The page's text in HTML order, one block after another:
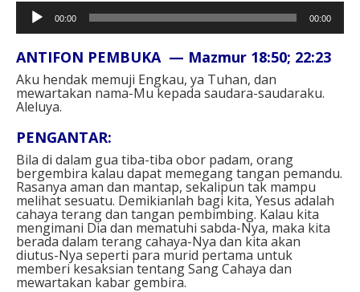
Pemutar
Audio
00:00 00:00
ANTIFON PEMBUKA — Mazmur 18:50; 22:23⁣
Aku hendak memuji Engkau, ya Tuhan, dan
mewartakan nama-Mu kepada saudara-saudaraku.
Aleluya.⁣⁣
PENGANTAR: ⁣
Bila di dalam gua tiba-tiba obor padam, orang
bergembira kalau dapat memegang tangan pemandu.
Rasanya aman dan mantap, sekalipun tak mampu
melihat sesuatu. Demikianlah bagi kita, Yesus adalah
cahaya terang dan tangan pembimbing. Kalau kita
mengimani Dia dan mematuhi sabda-Nya, maka kita
berada dalam terang cahaya-Nya dan kita akan
diutus-Nya seperti para murid pertama untuk
memberi kesaksian tentang Sang Cahaya dan
mewartakan kabar gembira.⁣⁣